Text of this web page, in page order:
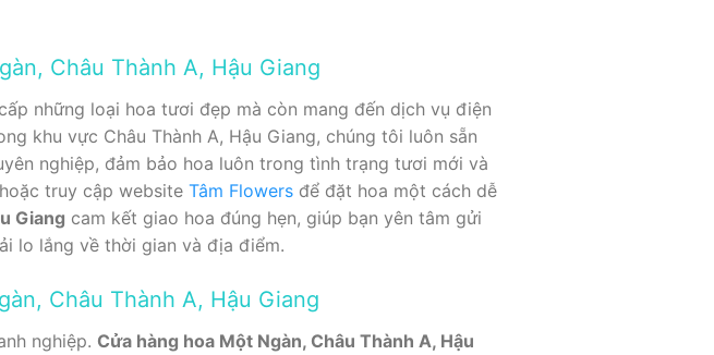
Châu Thành A, Hậu Giang
những loại hoa tươi đẹp mà còn mang đến dịch vụ điện
khu vực Châu Thành A, Hậu Giang, chúng tôi luôn sẵn
nghiệp, đảm bảo hoa luôn trong tình trạng tươi mới và
truy cập website Tâm Flowersđể đặt hoa một cách dễ
Giang cam kết giao hoa đúng hẹn, giúp bạn yên tâm gửi
lo lắng về thời gian và địa điểm.
Châu Thành A, Hậu Giang
nghiệp. Cửa hàng hoa Một Ngàn, Châu Thành A, Hậu